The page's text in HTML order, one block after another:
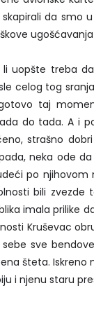
da smo
li uopšte treba
celog tog
taj
do tada. A i
strašno
neka ode
po njihovom
bili zvezde
imala prilike
Kruševac
sve
šteta. Iskreno
i njenu staru